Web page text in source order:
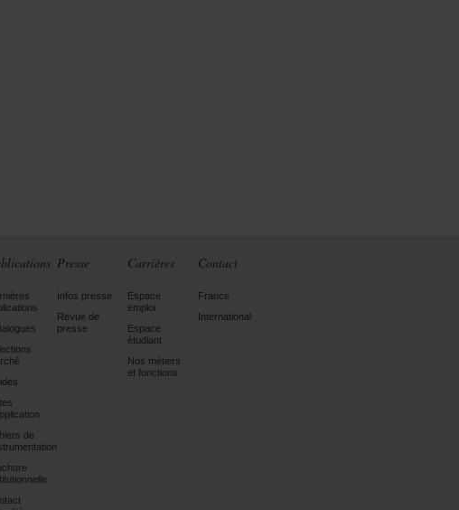
de
Presse
Infos presse
Revue de
presse
Carrières
Espace
emploi
Espace
étudiant
Nos métiers
et fonctions
Contact
France
International